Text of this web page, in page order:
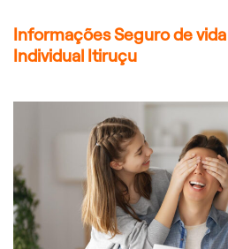
Informações Seguro de
Individual Itiruçu